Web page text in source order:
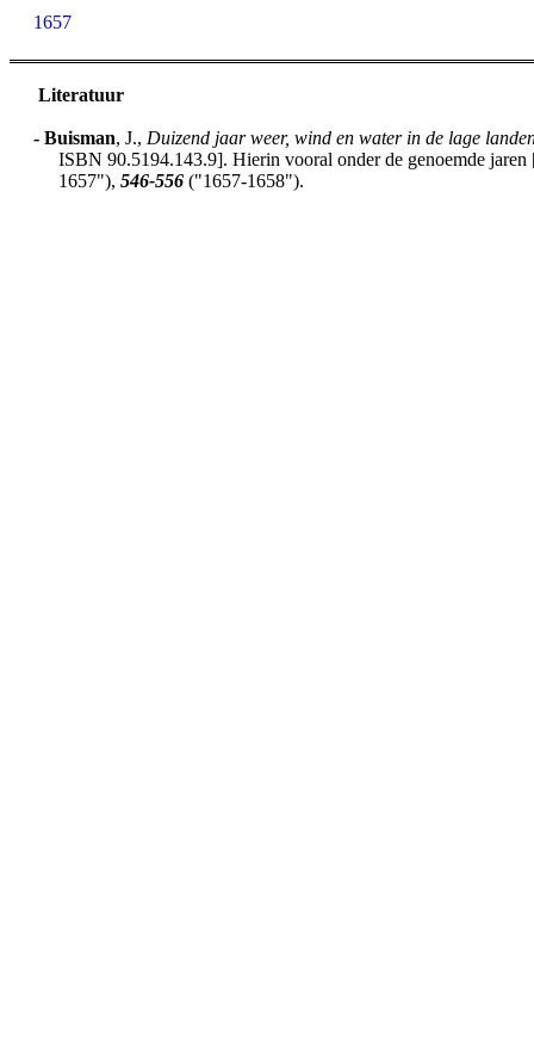
1657
Literatuur
- Buisman, J., Duizend jaar weer, wind en water in de lage
ISBN 90.5194.143.9]. Hierin vooral onder de genoemde
1657"),546-556 ("1657-1658").